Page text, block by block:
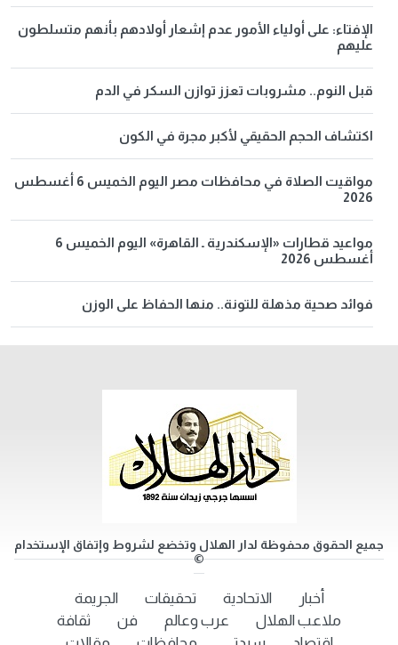
الإفتاء: على أولياء الأمور عدم إشعار أولادهم بأنهم متسلطون
عليهم
قبل النوم.. مشروبات تعزز توازن السكر في الدم
اكتشاف الحجم الحقيقي لأكبر مجرة في الكون
مواقيت الصلاة في محافظات مصر اليوم الخميس 6 أغسطس
2026
مواعيد قطارات «الإسكندرية ـ القاهرة» اليوم الخميس 6
أغسطس 2026
فوائد صحية مذهلة للتونة.. منها الحفاظ على الوزن
جميع الحقوق محفوظة لدار الهلال وتخضع لشروط وإتفاق الإستخدام
©
أخبار الاتحادية تحقيقات
الجريمة
ملاعب الهلال
عرب وعالم فن
ثقافة